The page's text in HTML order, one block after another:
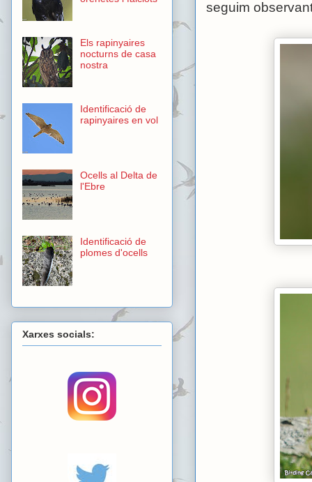
seguim
Els rapinyaires
nocturns de casa
nostra
Identificació de
rapinyaires en vol
Ocells al Delta de
l'Ebre
Identificació de
plomes d'ocells
Xarxes socials: